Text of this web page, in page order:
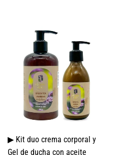
▶ Kit duo crema corporal y
Gel de ducha con aceite